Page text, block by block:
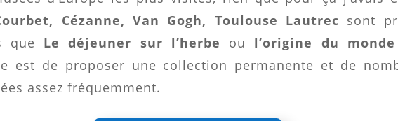
Cézanne, Van Gogh, Toulouse Lautrec sont
que Le déjeuner sur l’herbe ou l’origine du monde
est de proposer une collection permanente et de
assez fréquemment.